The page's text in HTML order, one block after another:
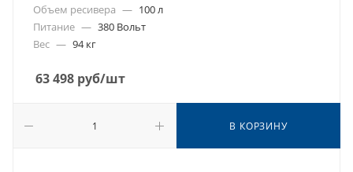
Объем ресивера — 100 л
Питание — 380 Вольт
Вес — 94 кг
63 498 руб/шт
В КОРЗИНУ